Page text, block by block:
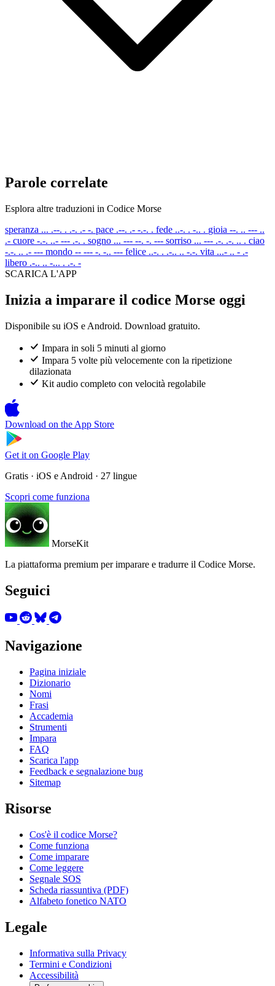
Parole correlate
Esplora altre traduzioni in Codice Morse
speranza ... .--. . .-. .- -. pace .--. .- -.-. . fede ..-. . -.. . gioia --. .. --- ..
.- cuore -.-. ..- --- .-. . sogno ... --- --. -. --- sorriso ... --- .-. .-. .. . ciao
-.-. .. .- --- mondo -- --- -. -.. --- felice ..-. . .-.. .. -.-. vita ...- .. - .-
libero .-.. .. -... . .-. -
SCARICA L'APP
Inizia a imparare il codice Morse oggi
Disponibile su iOS e Android. Download gratuito.
Impara in soli 5 minuti al giorno
Impara 5 volte più velocemente con la ripetizione
dilazionata
Kit audio completo con velocità regolabile
Download on the App Store
Get it on Google Play
Gratis · iOS e Android · 27 lingue
Scopri come funziona
MorseKit
La piattaforma premium per imparare e tradurre il Codice Morse.
Seguici
Navigazione
Pagina iniziale
Dizionario
Nomi
Frasi
Accademia
Strumenti
Impara
FAQ
Scarica l'app
Feedback e segnalazione bug
Sitemap
Risorse
Cos'è il codice Morse?
Come funziona
Come imparare
Come leggere
Segnale SOS
Scheda riassuntiva (PDF)
Alfabeto fonetico NATO
Legale
Informativa sulla Privacy
Termini e Condizioni
Accessibilità